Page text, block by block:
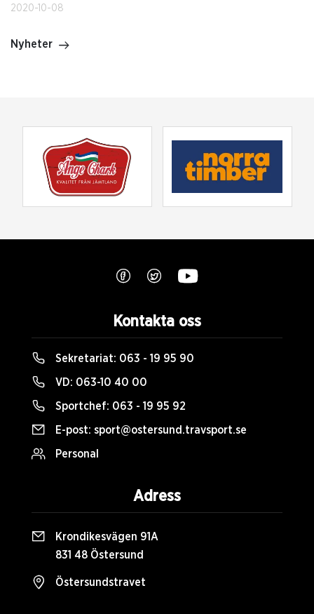
2020-10-08
Nyheter
Kontakta oss
Sekretariat: 063 - 19 95 90
VD: 063-10 40 00
Sportchef: 063 - 19 95 92
E-post: sport@ostersund.travsport.se
Personal
Adress
Krondikesvägen 91A
831 48 Östersund
Östersundstravet